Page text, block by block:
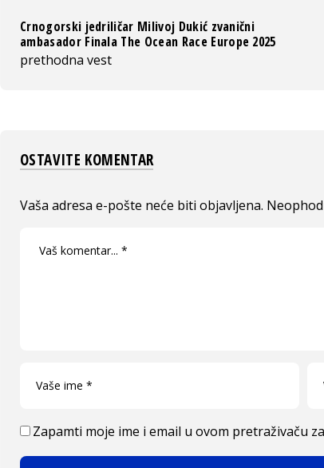
Crnogorski jedriličar Milivoj Dukić zvanični
ambasador Finala The Ocean Race Europe 2025
prethodna vest
OSTAVITE KOMENTAR
Vaša adresa e-pošte neće biti objavljena.
Zapamti moje ime i email u ovom pretraživaču